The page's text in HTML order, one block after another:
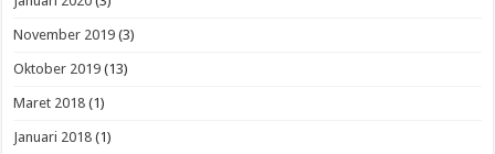
November 2019 (3)
Oktober 2019 (13)
Maret 2018 (1)
Januari 2018 (1)